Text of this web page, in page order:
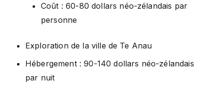
Coût : 60-80 dollars néo-zélandais par
personne
Exploration de la ville de Te Anau
Hébergement : 90-140 dollars néo-zélandais
par nuit